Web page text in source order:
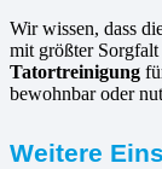
Wir wissen, dass
mit größter
Tatortreinigung
bewohnbar oder
Weitere